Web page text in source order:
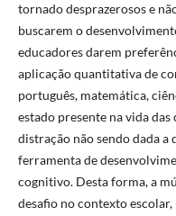
tornado desprazerosos e
buscarem o
educadores darem
aplicação quantitativa de
português, matemática,
estado presente na vida
distração não sendo dada
ferramenta de
cognitivo. Desta forma, a
desafio no contexto